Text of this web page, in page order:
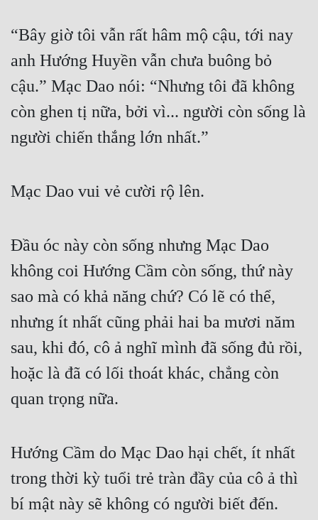
“Bây giờ tôi vẫn rất hâm mộ cậu, tới nay
anh Hướng Huyền vẫn chưa buông bỏ
cậu.” Mạc Dao nói: “Nhưng tôi đã không
còn ghen tị nữa, bởi vì... người còn sống là
người chiến thắng lớn nhất.”
Mạc Dao vui vẻ cười rộ lên.
Đầu óc này còn sống nhưng Mạc Dao
không coi Hướng Cầm còn sống, thứ này
sao mà có khả năng chứ? Có lẽ có thể,
nhưng ít nhất cũng phải hai ba mươi năm
sau, khi đó, cô ả nghĩ mình đã sống đủ rồi,
hoặc là đã có lối thoát khác, chẳng còn
quan trọng nữa.
Hướng Cầm do Mạc Dao hại chết, ít nhất
trong thời kỳ tuổi trẻ tràn đầy của cô ả thì
bí mật này sẽ không có người biết đến.